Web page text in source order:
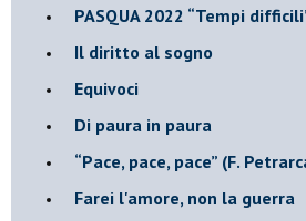
​PASQUA 2022 “Tempi
Il diritto al sogno
Equivoci
Di paura in paura
​“Pace, pace, pace” (F.
Farei l'amore, non la guerra